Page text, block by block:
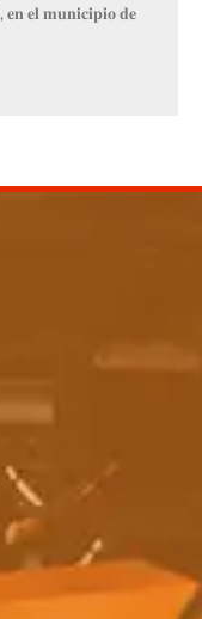
𝐞𝐥 𝐦𝐮𝐧𝐢𝐜𝐢𝐩𝐢𝐨 𝐝𝐞